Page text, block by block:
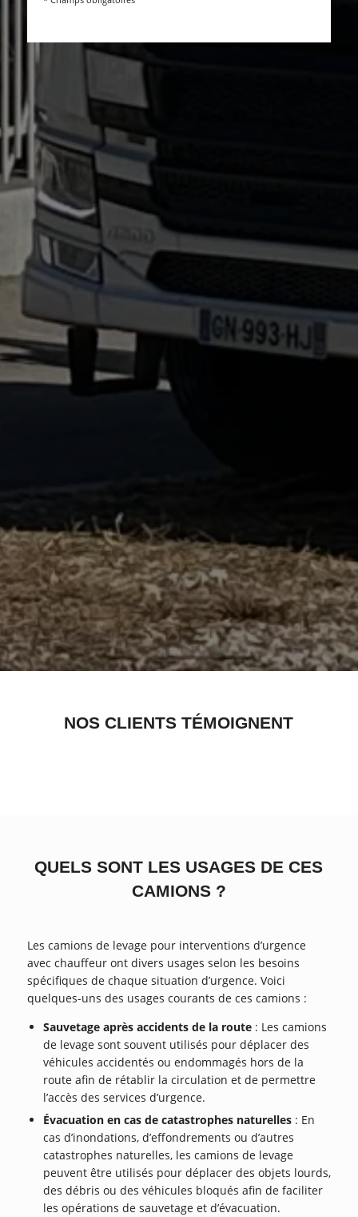
NOS CLIENTS TÉMOIGNENT
QUELS SONT LES USAGES DE CES
CAMIONS ?
Les camions de levage pour interventions d’urgence
avec chauffeur ont divers usages selon les besoins
spécifiques de chaque situation d’urgence. Voici
quelques-uns des usages courants de ces camions :
Sauvetage après accidents de la route : Les camions
de levage sont souvent utilisés pour déplacer des
véhicules accidentés ou endommagés hors de la
route afin de rétablir la circulation et de permettre
l’accès des services d’urgence.
Évacuation en cas de catastrophes naturelles : En
cas d’inondations, d’effondrements ou d’autres
catastrophes naturelles, les camions de levage
peuvent être utilisés pour déplacer des objets lourds,
des débris ou des véhicules bloqués afin de faciliter
les opérations de sauvetage et d’évacuation.